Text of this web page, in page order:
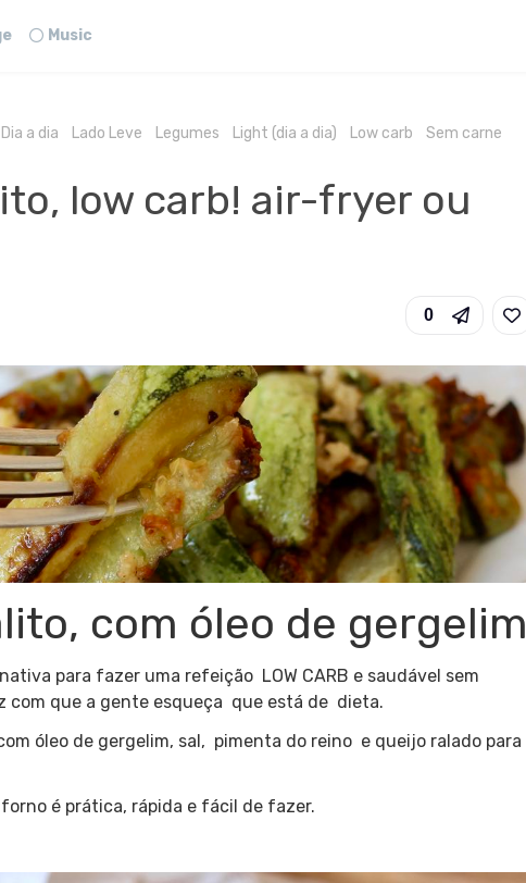
Music
Dia a dia Lado Leve Legumes Light (dia a dia) Low carb
Sem carne
low carb! air-fryer ou
0
com óleo de gergelim
para fazer uma refeição LOW CARB e saudável sem
com que a gente esqueça que está de dieta.
óleo de gergelim, sal, pimenta do reino e queijo ralado para
é prática, rápida e fácil de fazer.